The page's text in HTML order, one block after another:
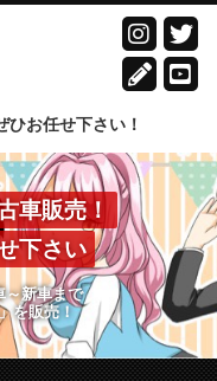
お任せ下さい！
車販売！
下さい
～新車まで
を販売！